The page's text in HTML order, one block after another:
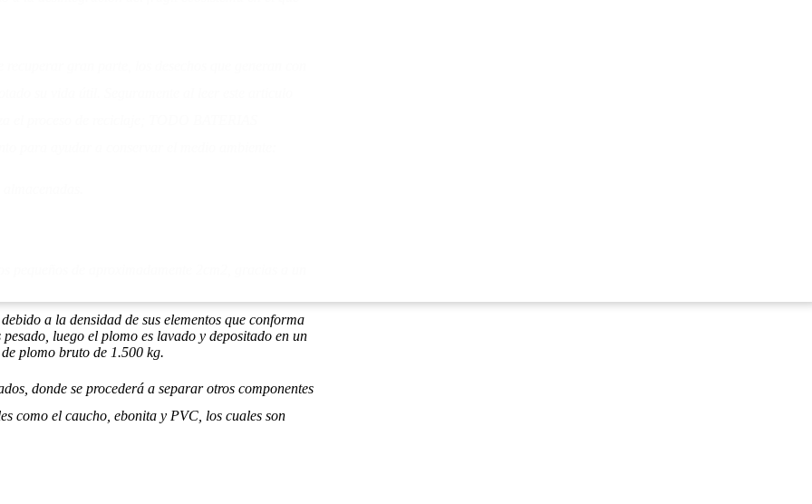
gran parte, los desechos que generan con
su vida útil. Seguramente al leer este articulo
el proceso de reciclaje; TODO BATERIAS
para ayudar a conservar el medio ambiente:
a la densidad de sus elementos que conforma
luego el plomo es lavado y depositado en un
plomo bruto de 1.500 kg.
donde se procederá a separar otros componentes
como el caucho, ebonita y PVC, los cuales son